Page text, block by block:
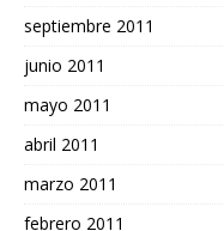
septiembre 2011
junio 2011
mayo 2011
abril 2011
marzo 2011
febrero 2011